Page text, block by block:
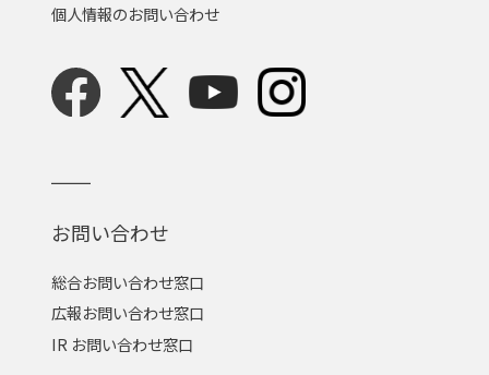
個人情報のお問い合わせ
お問い合わせ
総合お問い合わせ窓口
広報お問い合わせ窓口
IR お問い合わせ窓口